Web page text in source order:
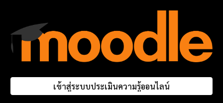
เข้าสู่ระบบประเมินความรู้ออนไลน์